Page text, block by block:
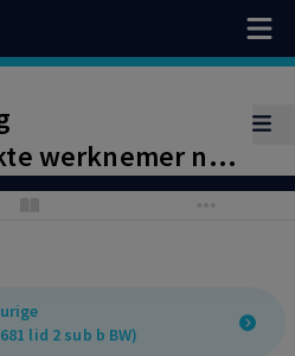
werknemer niet
Geen
lid 2 sub b BW)